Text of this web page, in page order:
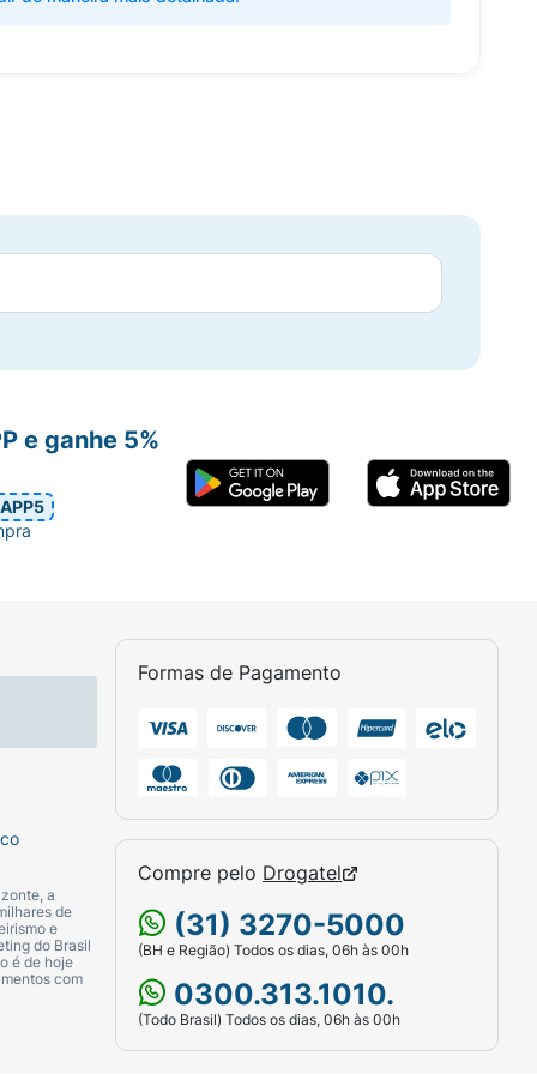
a
de
e
do Brasil
é de hoje
com
Formas de Pagamento
Compre pelo Drogatel
(31) 3270-5000
(BH e Região) Todos os dias, 06h às 00h
0300.313.1010.
(Todo Brasil) Todos os dias, 06h às 00h
e ganhe 5%
APP5